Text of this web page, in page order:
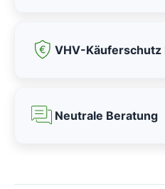
VHV-
Neutrale Beratung